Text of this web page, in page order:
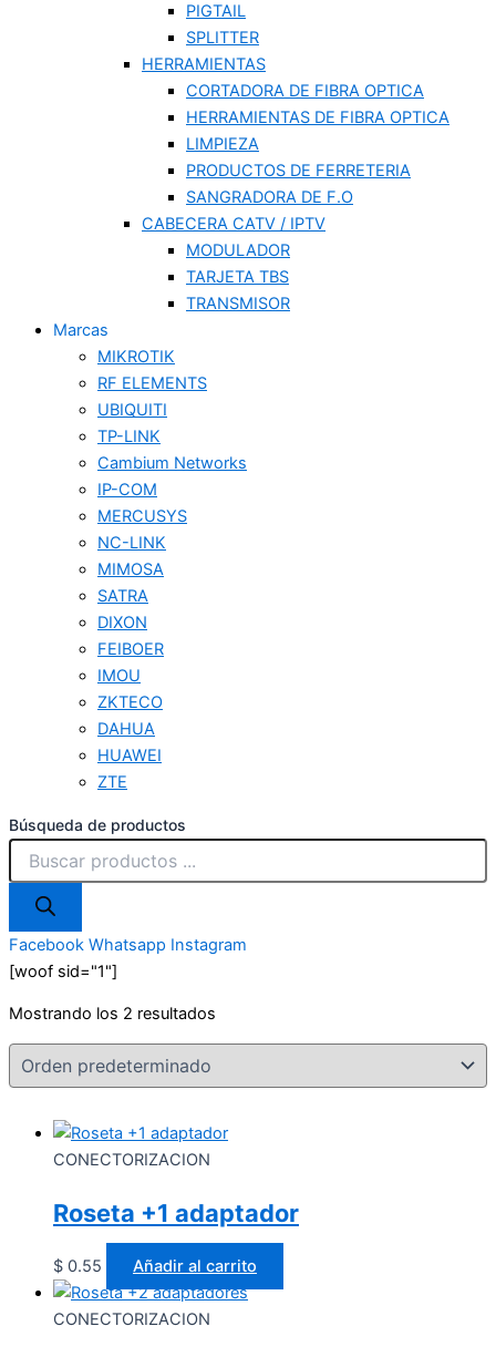
PIGTAIL
SPLITTER
HERRAMIENTAS
CORTADORA DE FIBRA OPTICA
HERRAMIENTAS DE FIBRA OPTICA
LIMPIEZA
PRODUCTOS DE FERRETERIA
SANGRADORA DE F.O
CABECERA CATV / IPTV
MODULADOR
TARJETA TBS
TRANSMISOR
Marcas
MIKROTIK
RF ELEMENTS
UBIQUITI
TP-LINK
Cambium Networks
IP-COM
MERCUSYS
NC-LINK
MIMOSA
SATRA
DIXON
FEIBOER
IMOU
ZKTECO
DAHUA
HUAWEI
ZTE
Búsqueda de productos
Facebook Whatsapp Instagram
[woof sid="1"]
Mostrando los 2 resultados
CONECTORIZACION
Roseta +1 adaptador
$ 0.55 Añadir al carrito
CONECTORIZACION